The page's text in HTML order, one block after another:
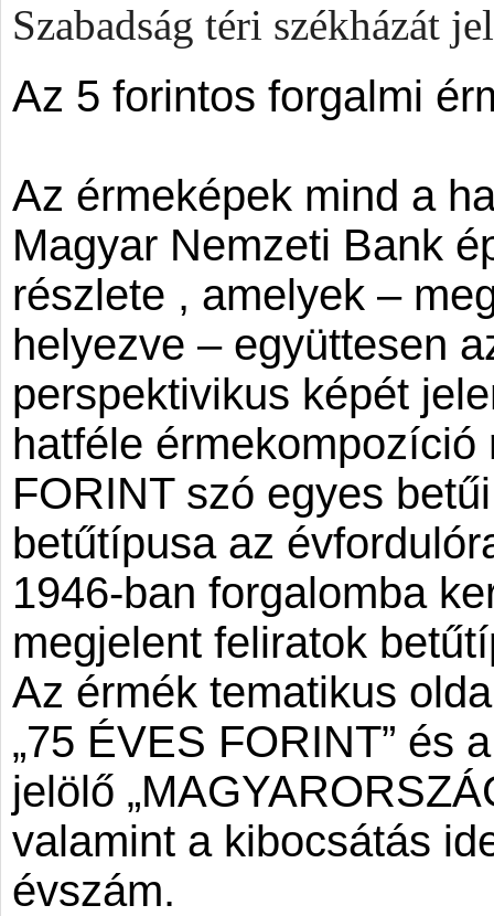
Szabadság téri székházát
Az 5 forintos forgalmi
Az érmeképek mind a
Magyar Nemzeti Bank
részlete , amelyek –
helyezve – együttesen
perspektivikus képét
hatféle érmekompozíció
FORINT szó egyes
betűtípusa az
1946-ban forgalomba
megjelent feliratok
Az érmék tematikus
„75 ÉVES FORINT” és
jelölő
valamint a kibocsátás
évszám.